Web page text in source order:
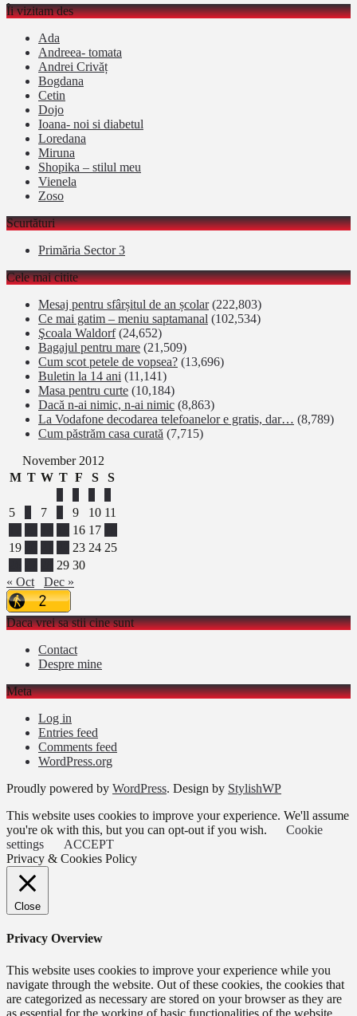
Îi vizitam des
Ada
Andreea- tomata
Andrei Crivăț
Bogdana
Cetin
Dojo
Ioana- noi si diabetul
Loredana
Miruna
Shopika – stilul meu
Vienela
Zoso
Scurtături
Primăria Sector 3
Cele mai citite
Mesaj pentru sfârșitul de an școlar (222,803)
Ce mai gatim – meniu saptamanal (102,534)
Şcoala Waldorf (24,652)
Bagajul pentru mare (21,509)
Cum scot petele de vopsea? (13,696)
Buletin la 14 ani (11,141)
Masa pentru curte (10,184)
Dacă n-ai nimic, n-ai nimic (8,863)
La Vodafone decodarea telefoanelor e gratis, dar… (8,789)
Cum păstrăm casa curată (7,715)
November 2012
M T W T F S
S
5
7 9 10 11
16 17
19
23 24 25
29 30
« Oct
Dec »
Daca vrei sa stii cine sunt
Contact
Despre mine
Meta
Log in
Entries feed
Comments feed
WordPress.org
Proudly powered by WordPress. Design by StylishWP
This website uses cookies to improve your experience. We'll assume
you're ok with this, but you can opt-out if you wish.
Cookie
settings
ACCEPT
Privacy & Cookies Policy
Close
Privacy Overview
This website uses cookies to improve your experience while you
navigate through the website. Out of these cookies, the cookies that
are categorized as necessary are stored on your browser as they are
as essential for the working of basic functionalities of the website.